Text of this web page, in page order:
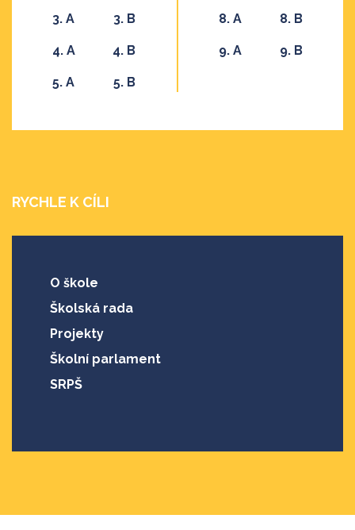
3. A 3. B
4. A 4. B
5. A 5. B
8. A 8. B
9. A 9. B
RYCHLE K CÍLI
O škole
Školská rada
Projekty
Školní parlament
SRPŠ